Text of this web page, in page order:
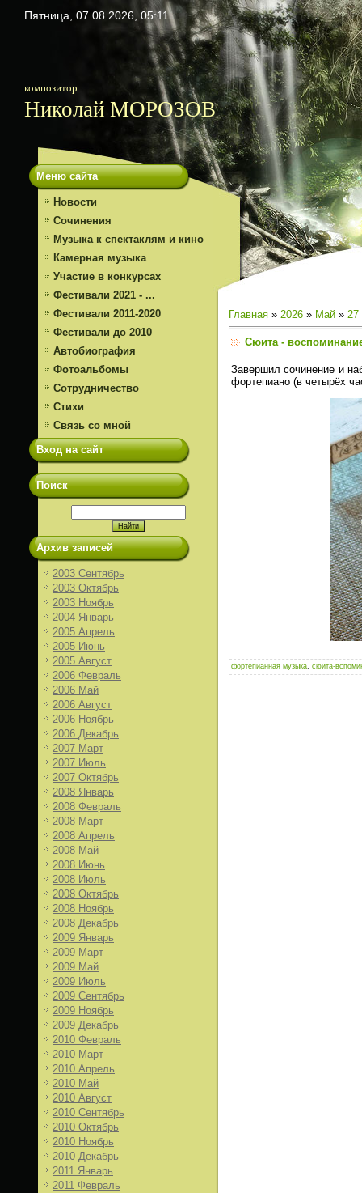
Пятница, 07.08.2026, 05:11
композитор
Николай МОРОЗОВ
Меню сайта
Новости
Сочинения
Музыка к спектаклям и кино
Камерная музыка
Участие в конкурсах
Фестивали 2021 - ...
Фестивали 2011-2020
Фестивали до 2010
Автобиография
Фотоальбомы
Сотрудничество
Стихи
Связь со мной
Вход на сайт
Поиск
Архив записей
2003 Сентябрь
2003 Октябрь
2003 Ноябрь
2004 Январь
2005 Апрель
2005 Июнь
2005 Август
2006 Февраль
2006 Май
2006 Август
2006 Ноябрь
2006 Декабрь
2007 Март
2007 Июль
2007 Октябрь
2008 Январь
2008 Февраль
2008 Март
2008 Апрель
2008 Май
2008 Июнь
2008 Июль
2008 Октябрь
2008 Ноябрь
2008 Декабрь
2009 Январь
2009 Март
2009 Май
2009 Июль
2009 Сентябрь
2009 Ноябрь
2009 Декабрь
2010 Февраль
2010 Март
2010 Апрель
2010 Май
2010 Август
2010 Сентябрь
2010 Октябрь
2010 Ноябрь
2010 Декабрь
2011 Январь
2011 Февраль
Главная » 2026 » Май » 27
Сюита -
Завершил сочинение и
фортепиано (в четырёх
фортепианная музыка, сюита-